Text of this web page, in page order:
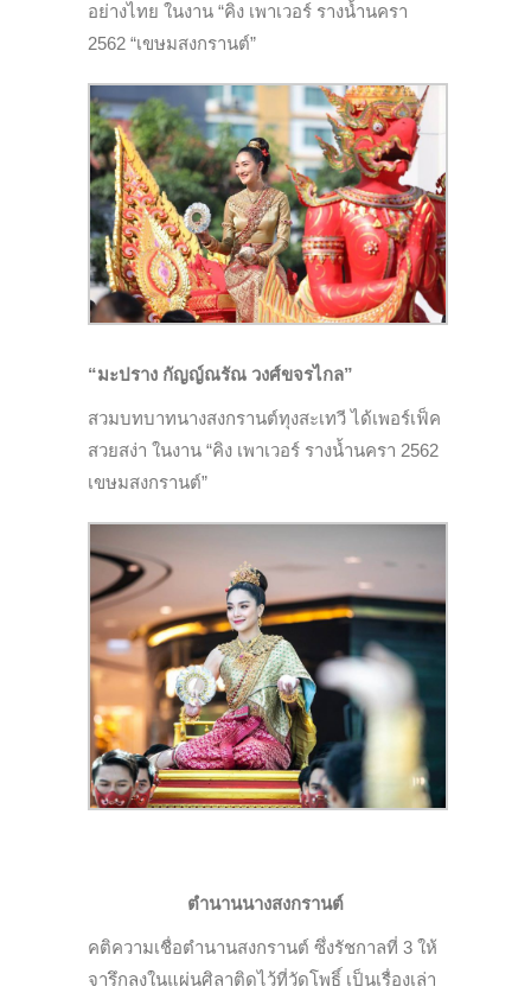
อย่างไทย ในงาน “คิง เพาเวอร์ รางน้ำนครา
2562 “เขษมสงกรานต์”
“มะปราง กัญญ์ณรัณ วงศ์ขจรไกล”
สวมบทบาทนางสงกรานต์ทุงสะเทวี ได้เพอร์เฟ็ค
สวยสง่า ในงาน “คิง เพาเวอร์ รางน้ำนครา 2562
เขษมสงกรานต์”
ตำนานนางสงกรานต์
คติความเชื่อตำนานสงกรานต์ ซึ่งรัชกาลที่ 3 ให้
จารึกลงในแผ่นศิลาติดไว้ที่วัดโพธิ์ เป็นเรื่องเล่า